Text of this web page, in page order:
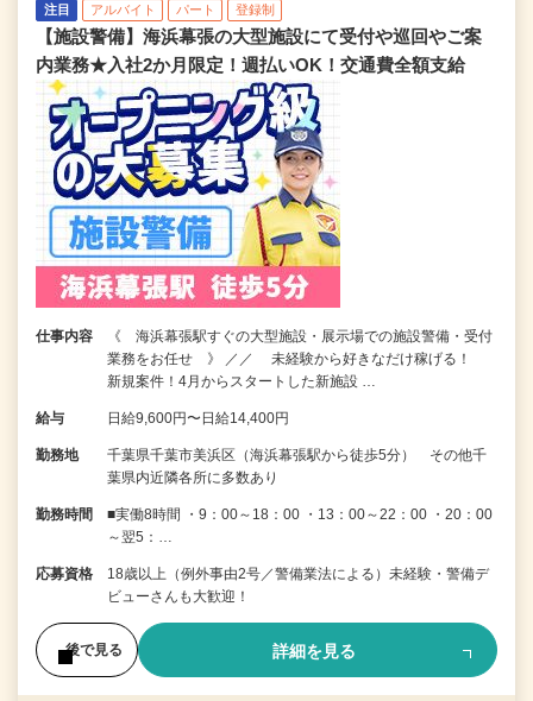
注目 アルバイト パート 登録制
【施設警備】海浜幕張の大型施設にて受付や巡回やご案
内業務★入社2か月限定！週払いOK！交通費全額支給
仕事内容
《 海浜幕張駅すぐの大型施設・展示場での施設警備・受付
業務をお任せ 》 ／／ 未経験から好きなだけ稼げる！
新規案件！4月からスタートした新施設 …
給与 日給9,600円〜日給14,400円
勤務地
千葉県千葉市美浜区（海浜幕張駅から徒歩5分） その他千
葉県内近隣各所に多数あり
勤務時間
■実働8時間 ・9：00～18：00 ・13：00～22：00 ・20：00
～翌5：…
応募資格
18歳以上（例外事由2号／警備業法による）未経験・警備デ
ビューさんも大歓迎！
後で見る 詳細を見る